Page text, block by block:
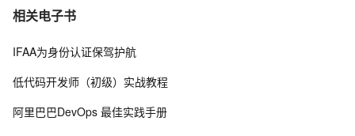
7 RAM角色集成企业OpenLDAP身份认证
8 区块链技术在数字身份认证中的应用与展望
理、LDAP和Active Directory简述
相关电子书
IFAA为身份认证保驾护航
低代码开发师（初级）实战教程
阿里巴巴DevOps 最佳实践手册